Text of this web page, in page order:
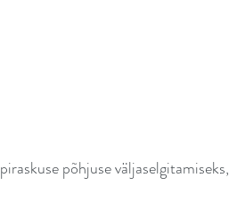
põhjuse väljaselgitamiseks,